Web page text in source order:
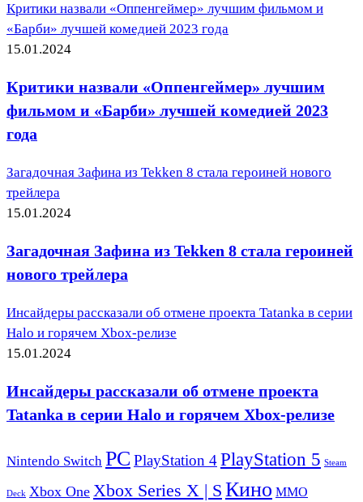
Критики назвали «Оппенгеймер» лучшим фильмом и
«Барби» лучшей комедией 2023 года
15.01.2024
Критики назвали «Оппенгеймер» лучшим
фильмом и «Барби» лучшей комедией 2023
года
Загадочная Зафина из Tekken 8 стала героиней нового
трейлера
15.01.2024
Загадочная Зафина из Tekken 8 стала героиней
нового трейлера
Инсайдеры рассказали об отмене проекта Tatanka в серии
Halo и горячем Xbox-релизе
15.01.2024
Инсайдеры рассказали об отмене проекта
Tatanka в серии Halo и горячем Xbox-релизе
Nintendo Switch PC PlayStation 4PlayStation 5 Steam
Deck Xbox One Xbox Series X | S Кино ММО